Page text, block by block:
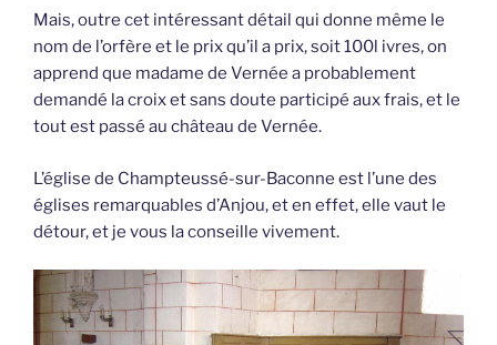
Mais, outre cet intéressant détail qui donne même le
nom de l’orfère et le prix qu’il a prix, soit 100l ivres, on
apprend que madame de Vernée a probablement
demandé la croix et sans doute participé aux frais, et le
tout est passé au château de Vernée.
L’église de Champteussé-sur-Baconne est l’une des
églises remarquables d’Anjou, et en effet, elle vaut le
détour, et je vous la conseille vivement.